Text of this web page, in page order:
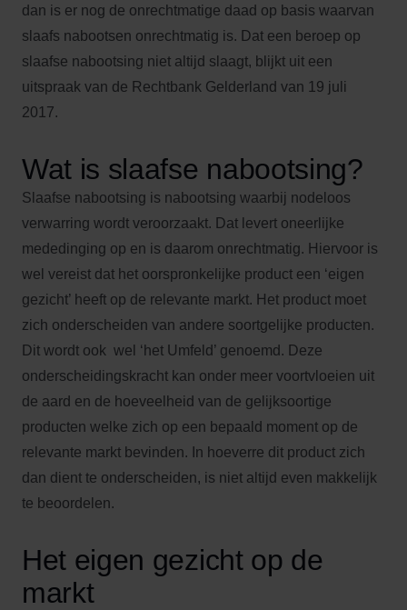
dan is er nog de onrechtmatige daad op basis waarvan
slaafs nabootsen onrechtmatig is. Dat een beroep op
slaafse nabootsing niet altijd slaagt, blijkt uit een
uitspraak van de Rechtbank Gelderland van 19 juli
2017.
Wat is slaafse nabootsing?
Slaafse nabootsing is nabootsing waarbij nodeloos
verwarring wordt veroorzaakt. Dat levert oneerlijke
mededinging op en is daarom onrechtmatig. Hiervoor is
wel vereist dat het oorspronkelijke product een ‘eigen
gezicht’ heeft op de relevante markt. Het product moet
zich onderscheiden van andere soortgelijke producten.
Dit wordt ook wel ‘het Umfeld’ genoemd. Deze
onderscheidingskracht kan onder meer voortvloeien uit
de aard en de hoeveelheid van de gelijksoortige
producten welke zich op een bepaald moment op de
relevante markt bevinden. In hoeverre dit product zich
dan dient te onderscheiden, is niet altijd even makkelijk
te beoordelen.
Het eigen gezicht op de
markt